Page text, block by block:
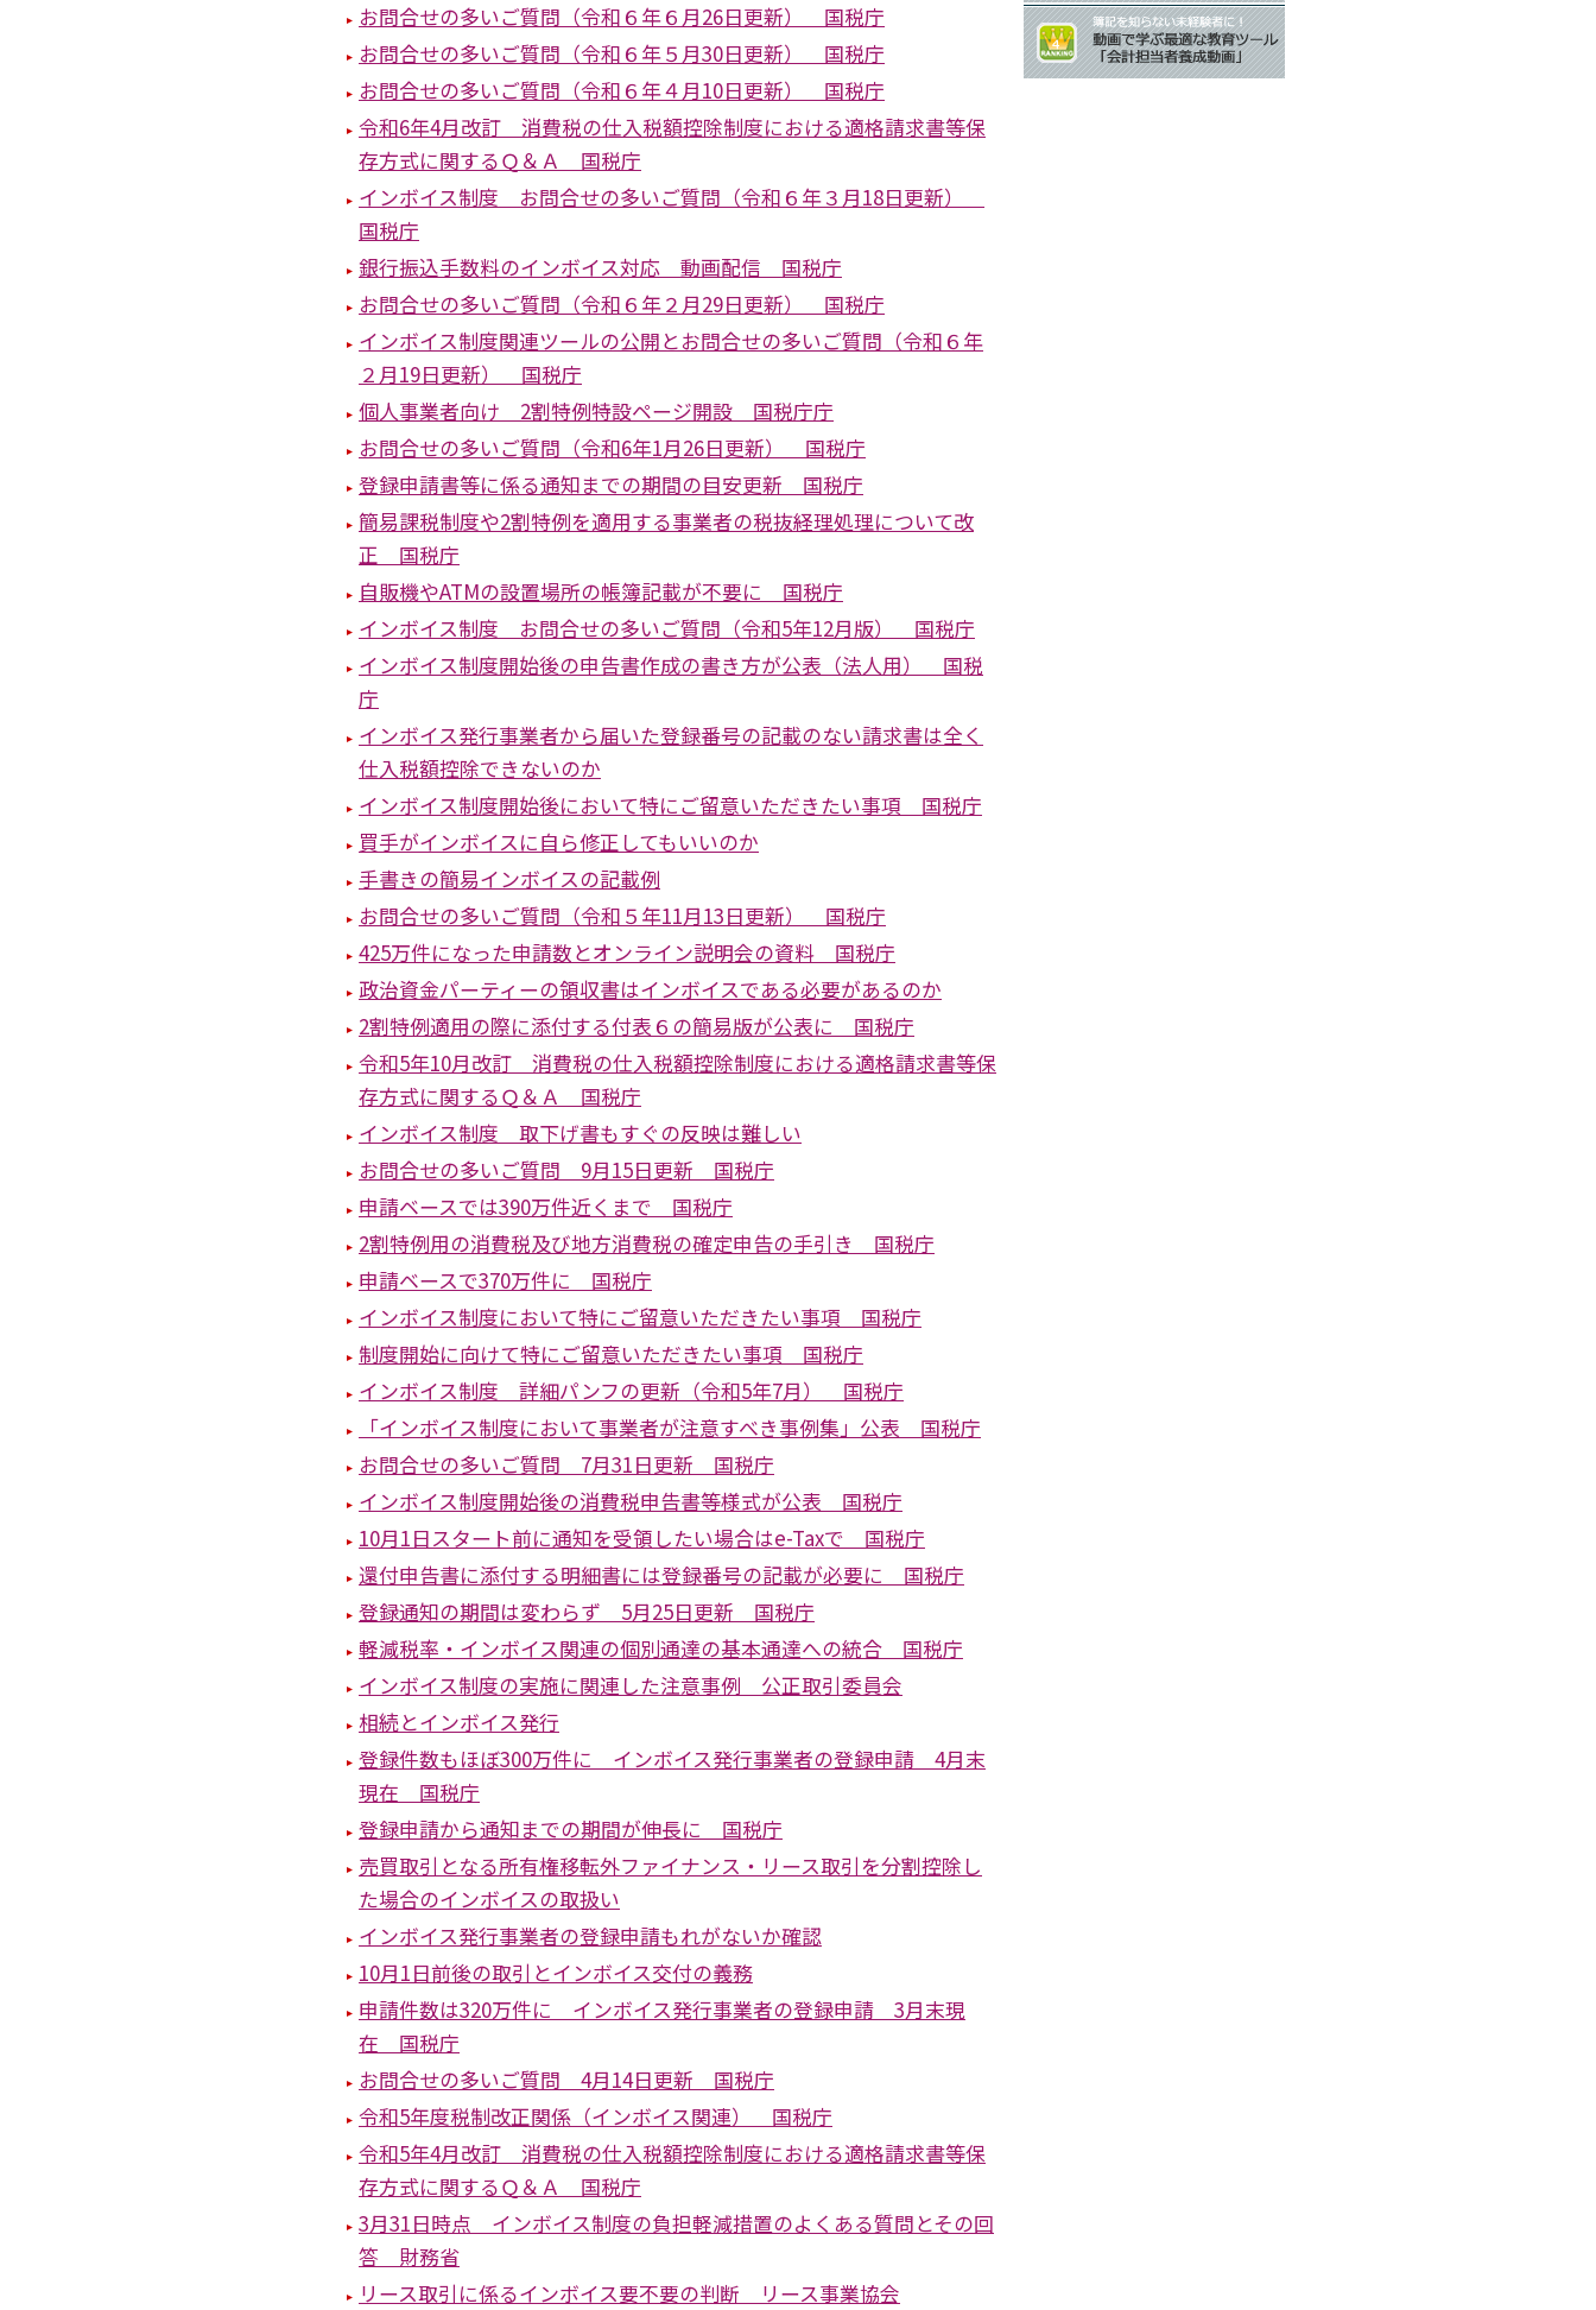
お問合せの多いご質問（令和６年６月26日更新） 国税庁
お問合せの多いご質問（令和６年５月30日更新） 国税庁
お問合せの多いご質問（令和６年４月10日更新） 国税庁
令和6年4月改訂 消費税の仕入税額控除制度における適格請求書等保
存方式に関するＱ＆Ａ 国税庁
インボイス制度 お問合せの多いご質問（令和６年３月18日更新）
国税庁
銀行振込手数料のインボイス対応 動画配信 国税庁
お問合せの多いご質問（令和６年２月29日更新） 国税庁
インボイス制度関連ツールの公開とお問合せの多いご質問（令和６年
２月19日更新） 国税庁
個人事業者向け 2割特例特設ページ開設 国税庁庁
お問合せの多いご質問（令和6年1月26日更新） 国税庁
登録申請書等に係る通知までの期間の目安更新 国税庁
簡易課税制度や2割特例を適用する事業者の税抜経理処理について改
正 国税庁
自販機やATMの設置場所の帳簿記載が不要に 国税庁
インボイス制度 お問合せの多いご質問（令和5年12月版） 国税庁
インボイス制度開始後の申告書作成の書き方が公表（法人用） 国税
庁
インボイス発行事業者から届いた登録番号の記載のない請求書は全く
仕入税額控除できないのか
インボイス制度開始後において特にご留意いただきたい事項 国税庁
買手がインボイスに自ら修正してもいいのか
手書きの簡易インボイスの記載例
お問合せの多いご質問（令和５年11月13日更新） 国税庁
425万件になった申請数とオンライン説明会の資料 国税庁
政治資金パーティーの領収書はインボイスである必要があるのか
2割特例適用の際に添付する付表６の簡易版が公表に 国税庁
令和5年10月改訂 消費税の仕入税額控除制度における適格請求書等保
存方式に関するＱ＆Ａ 国税庁
インボイス制度 取下げ書もすぐの反映は難しい
お問合せの多いご質問 9月15日更新 国税庁
申請ベースでは390万件近くまで 国税庁
2割特例用の消費税及び地方消費税の確定申告の手引き 国税庁
申請ベースで370万件に 国税庁
インボイス制度において特にご留意いただきたい事項 国税庁
制度開始に向けて特にご留意いただきたい事項 国税庁
インボイス制度 詳細パンフの更新（令和5年7月） 国税庁
「インボイス制度において事業者が注意すべき事例集」公表 国税庁
お問合せの多いご質問 7月31日更新 国税庁
インボイス制度開始後の消費税申告書等様式が公表 国税庁
10月1日スタート前に通知を受領したい場合はe-Taxで 国税庁
還付申告書に添付する明細書には登録番号の記載が必要に 国税庁
登録通知の期間は変わらず 5月25日更新 国税庁
軽減税率・インボイス関連の個別通達の基本通達への統合 国税庁
インボイス制度の実施に関連した注意事例 公正取引委員会
相続とインボイス発行
登録件数もほぼ300万件に インボイス発行事業者の登録申請 4月末
現在 国税庁
登録申請から通知までの期間が伸長に 国税庁
売買取引となる所有権移転外ファイナンス・リース取引を分割控除し
た場合のインボイスの取扱い
インボイス発行事業者の登録申請もれがないか確認
10月1日前後の取引とインボイス交付の義務
申請件数は320万件に インボイス発行事業者の登録申請 3月末現
在 国税庁
お問合せの多いご質問 4月14日更新 国税庁
令和5年度税制改正関係（インボイス関連） 国税庁
令和5年4月改訂 消費税の仕入税額控除制度における適格請求書等保
存方式に関するＱ＆Ａ 国税庁
3月31日時点 インボイス制度の負担軽減措置のよくある質問とその回
答 財務省
リース取引に係るインボイス要不要の判断 リース事業協会